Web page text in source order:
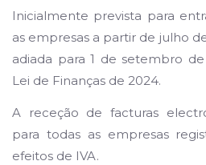
Inicialmente prevista para
as empresas a partir de julho
adiada para 1 de setembro
Lei de Finanças de 2024.
A receção de facturas
para todas as empresas
efeitos de IVA.